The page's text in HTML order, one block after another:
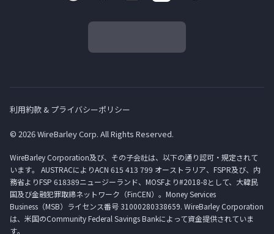
利用約款 & プライバシーポリシー
© 2026 WireBarley Corp. All Rights Reserved.
WireBarley Corporation及び、その子会社は、以下の通り認可・規定されて
います。 AUSTRACによりACN 615 413 799 オーストラリア、FSPR及び、内
務省よりFSP 618389ニュージーランド、MOSFより#2018-8として、大韓民
国及び金融犯罪取締ネットワーク（FinCEN）。Money Services
Business（MSB）ライセンス番号 31000280338659. WireBarley Corporation
は、米国のCommunity Federal Savings Bankによって資金提供されていま
す。